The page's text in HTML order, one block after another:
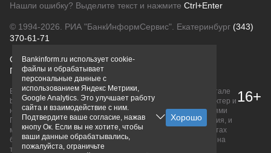
Нашли ошибку? Выделите текст и нажмите Ctrl+Enter
© 1994-2026. РИА "БанкИнформСервис". Екатеринбург (343)
370-61-71
О проектеПолитика конфиденциальности
Правовая информацияДля рекламодателей
Вся информация о продуктах банков, размещенная на портале
bankinform.ru, носит исключительно ознакомительный характер и
не является публичной офертой, определяемой положениями
ГК РФ. Информация не содержит точного и полного описания, и
может быть изменена. Конечные условия уточняйте на сайтах
банков или при личном обращении. Исключительное право на
товарные знаки принадлежит их правообладателям.
16+
Bankinform.ru использует cookie-
файлы и обрабатывает
персональные данные с
использованием Яндекс Метрики,
Google Analytics. Это улучшает работу
сайта и взаимодействие с ним.
Подтвердите ваше согласие, нажав
кнопу Ок. Если вы не хотите, чтобы
ваши данные обрабатывались,
пожалуйста, ограничьте